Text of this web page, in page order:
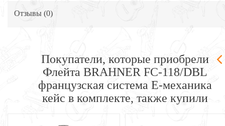
Отзывы (0)
Покупатели, которые приобрели
Флейта BRAHNER FC-118/DBL
французская система Е-механика
кейс в комплекте, также купили